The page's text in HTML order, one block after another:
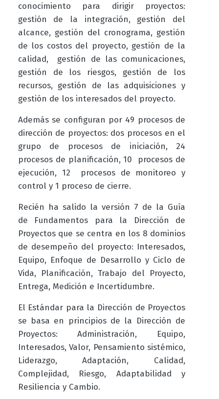
conocimiento para dirigir proyectos:
gestión de la integración, gestión del
alcance, gestión del cronograma, gestión
de los costos del proyecto, gestión de la
calidad, gestión de las comunicaciones,
gestión de los riesgos, gestión de los
recursos, gestión de las adquisiciones y
gestión de los interesadosdel proyecto.
Además se configuran por 49 procesos de
dirección de proyectos: dos procesos en el
grupo de procesos de iniciación, 24
procesos de planificación, 10 procesos de
ejecución, 12 procesos de monitoreo y
control y 1 proceso de cierre.
Recién ha salido la versión 7 de la Guía
de Fundamentos para la Dirección de
Proyectos que se centra en los 8 dominios
de desempeño del proyecto: Interesados,
Equipo, Enfoque de Desarrollo y Ciclo de
Vida, Planificación, Trabajo del Proyecto,
Entrega, Medición e Incertidumbre.
El Estándar para la Dirección de Proyectos
se basa en principios de la Dirección de
Proyectos: Administración, Equipo,
Interesados, Valor, Pensamiento sistémico,
Liderazgo, Adaptación, Calidad,
Complejidad, Riesgo, Adaptabilidad y
Resiliencia y Cambio.